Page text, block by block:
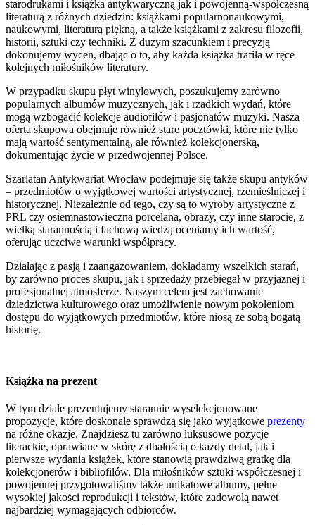
starodrukami i książka antykwaryczną jak i powojenną-współczesną
literaturą z różnych dziedzin: książkami popularnonaukowymi,
naukowymi, literaturą piękną, a także książkami z zakresu filozofii,
historii, sztuki czy techniki. Z dużym szacunkiem i precyzją
dokonujemy wycen, dbając o to, aby każda książka trafiła w ręce
kolejnych miłośników literatury.
W przypadku skupu płyt winylowych, poszukujemy zarówno
popularnych albumów muzycznych, jak i rzadkich wydań, które
mogą wzbogacić kolekcje audiofilów i pasjonatów muzyki. Nasza
oferta skupowa obejmuje również stare pocztówki, które nie tylko
mają wartość sentymentalną, ale również kolekcjonerską,
dokumentując życie w przedwojennej Polsce.
Szarlatan Antykwariat Wrocław podejmuje się także skupu antyków
– przedmiotów o wyjątkowej wartości artystycznej, rzemieślniczej i
historycznej. Niezależnie od tego, czy są to wyroby artystyczne z
PRL czy osiemnastowieczna porcelana, obrazy, czy inne starocie, z
wielką starannością i fachową wiedzą oceniamy ich wartość,
oferując uczciwe warunki współpracy.
Działając z pasją i zaangażowaniem, dokładamy wszelkich starań,
by zarówno proces skupu, jak i sprzedaży przebiegał w przyjaznej i
profesjonalnej atmosferze. Naszym celem jest zachowanie
dziedzictwa kulturowego oraz umożliwienie nowym pokoleniom
dostępu do wyjątkowych przedmiotów, które niosą ze sobą bogatą
historię.
Książka na prezent
W tym dziale prezentujemy starannie wyselekcjonowane
propozycje, które doskonale sprawdzą się jako wyjątkowe prezenty
na różne okazje. Znajdziesz tu zarówno luksusowe pozycje
literackie, oprawiane w skórę z dbałością o każdy detal, jak i
pierwsze wydania książek, które stanowią prawdziwą gratkę dla
kolekcjonerów i bibliofilów. Dla miłośników sztuki współczesnej i
powojennej przygotowaliśmy także unikatowe albumy, pełne
wysokiej jakości reprodukcji i tekstów, które zadowolą nawet
najbardziej wymagających odbiorców.